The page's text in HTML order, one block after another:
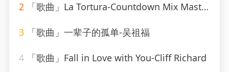
2 「歌曲」La Tortura-Countdown Mix Masters
3 「歌曲」一辈子的孤单-吴祖福
4 「歌曲」Fall in Love with You-Cliff Richard